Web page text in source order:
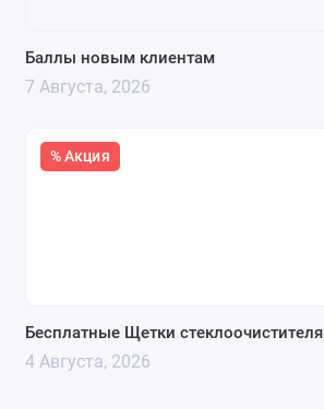
Баллы новым клиентам
7 Августа, 2026
% Акция
Бесплатные Щетки стеклоочистителя
4 Августа, 2026